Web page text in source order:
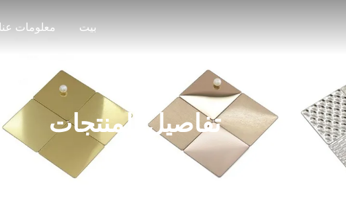
بيت معلومات عنا
تفاصيل المنتجات